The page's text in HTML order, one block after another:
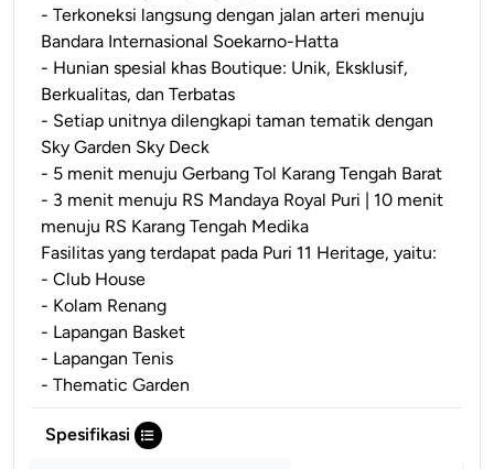
- Terkoneksi langsung dengan jalan arteri menuju
Bandara Internasional Soekarno-Hatta
- Hunian spesial khas Boutique: Unik, Eksklusif,
Berkualitas, dan Terbatas
- Setiap unitnya dilengkapi taman tematik dengan
Sky Garden Sky Deck
- 5 menit menuju Gerbang Tol Karang Tengah Barat
- 3 menit menuju RS Mandaya Royal Puri | 10 menit
menuju RS Karang Tengah Medika
Fasilitas yang terdapat pada Puri 11 Heritage, yaitu:
- Club House
- Kolam Renang
- Lapangan Basket
- Lapangan Tenis
- Thematic Garden
Spesifikasi